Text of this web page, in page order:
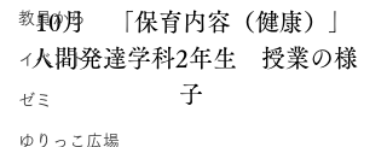
教員から
イベント
ゼミ
ゆりっこ広場
10月　「保育内容（健康）」
人間発達学科2年生　授業の様
子